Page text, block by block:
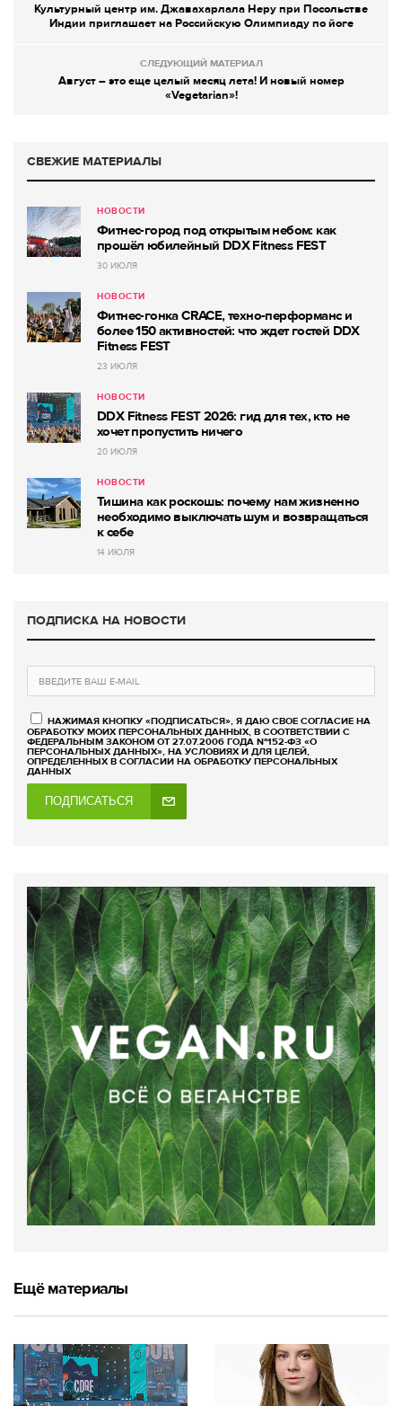
Культурный центр им. Джавахарлала Неру при Посольстве
Индии приглашает на Российскую Олимпиаду по йоге
СЛЕДУЮЩИЙ МАТЕРИАЛ
Август – это еще целый месяц лета! И новый номер
«Vegetarian»!
СВЕЖИЕ МАТЕРИАЛЫ
НОВОСТИ
Фитнес-город под открытым небом: как
прошёл юбилейный DDX Fitness FEST
30 ИЮЛЯ
НОВОСТИ
Фитнес-гонка CRACE, техно-перформанс и
более 150 активностей: что ждет гостей DDX
Fitness FEST
23 ИЮЛЯ
НОВОСТИ
DDX Fitness FEST 2026: гид для тех, кто не
хочет пропустить ничего
20 ИЮЛЯ
НОВОСТИ
Тишина как роскошь: почему нам жизненно
необходимо выключать шум и возвращаться
к себе
14 ИЮЛЯ
ПОДПИСКА НА НОВОСТИ
НАЖИМАЯ КНОПКУ «ПОДПИСАТЬСЯ», Я ДАЮ СВОЕ СОГЛАСИЕ НА
ОБРАБОТКУ МОИХ ПЕРСОНАЛЬНЫХ ДАННЫХ, В СООТВЕТСТВИИ С
ФЕДЕРАЛЬНЫМ ЗАКОНОМ ОТ 27.07.2006 ГОДА №152-ФЗ «О
ПЕРСОНАЛЬНЫХ ДАННЫХ», НА УСЛОВИЯХ И ДЛЯ ЦЕЛЕЙ,
ОПРЕДЕЛЕННЫХ В СОГЛАСИИ НА ОБРАБОТКУ ПЕРСОНАЛЬНЫХ
ДАННЫХ
ПОДПИСАТЬСЯ
Ещё материалы